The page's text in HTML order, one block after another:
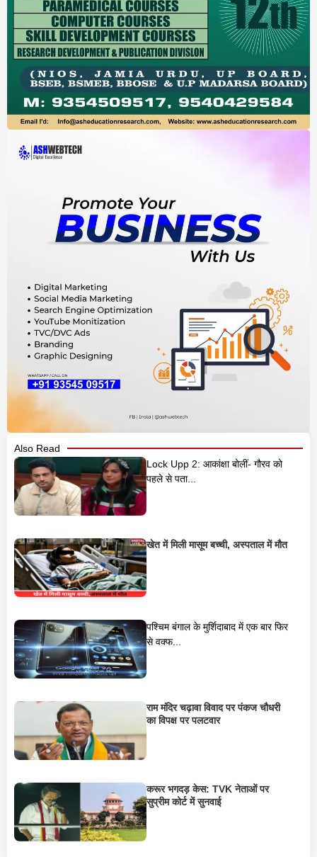
Also Read
Lock Upp 2: आकांक्षा बोलीं- गौरव को
पहले से पता...
खेत में मिली मासूम बच्ची, अस्पताल में मौत
पश्चिम बंगाल के मुर्शिदाबाद में एक बार फिर
से वक्फ...
राम मंदिर चढ़ावा विवाद पर पंकज चौधरी
का विपक्ष पर पलटवार
करूर भगदड़ केस: TVK नेताओं पर
सुप्रीम कोर्ट में सुनवाई